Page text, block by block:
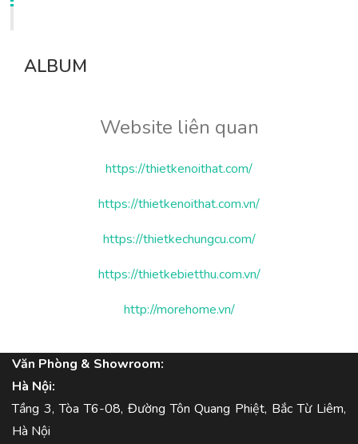
ALBUM
Website liên quan
https://thietkenoithat.com/
https://thietkenoithat.com.vn/
https://thietkechungcu.com/
https://thietkebietthu.com.vn/
http://morehome.vn/
Văn Phòng & Showroom:
Hà Nội:
Tầng 3, Tòa T6-08, Đường Tôn Quang Phiệt, Bắc Từ Liêm,
Hà Nội